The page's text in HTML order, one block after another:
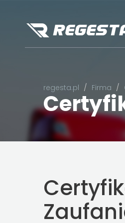
regesta.pl Firma